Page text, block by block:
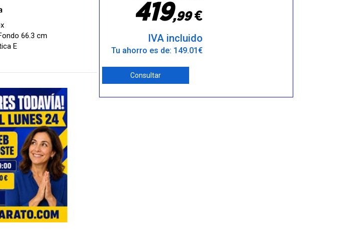
66.3 cm
E
419,99€
IVA incluido
Tu ahorro es de: 149.01€
Consultar